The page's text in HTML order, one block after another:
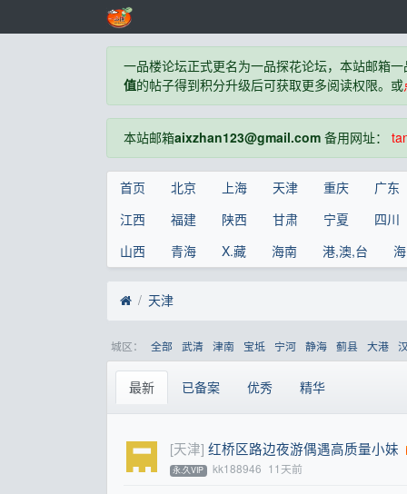
一品楼论坛正式更名为一品探花论坛，本站邮箱一
值的帖子得到积分升级后可获取更多阅读权限。或
本站邮箱aixzhan123@gmail.com备用网址：
首页 北京 上海 天津 重庆
广东
江西
福建 陕西 甘肃 宁夏
四川
山西
青海 X.藏 海南 港,澳,台
天津
城区： 全部 武清 津南 宝坻 宁河 静海 蓟县 大港
最新 已备案 优秀 精华
[天津] 红桥区路边夜游偶遇高质量小妹
永.久VIP kk188946 11天前